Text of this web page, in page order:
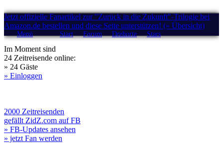
Jetzt offizielle Fanartikel zur "Zurück in die Zukunft"-Trilogie bei
Amazon.de bestellen und diese Seite unterstützen! (» Übersicht)
Menü Start Forum Drehorte Stars
Im Moment sind
24 Zeitreisende online:
» 24 Gäste
» Einloggen
2000 Zeitreisenden
gefällt ZidZ.com auf FB
» FB-Updates ansehen
» jetzt Fan werden